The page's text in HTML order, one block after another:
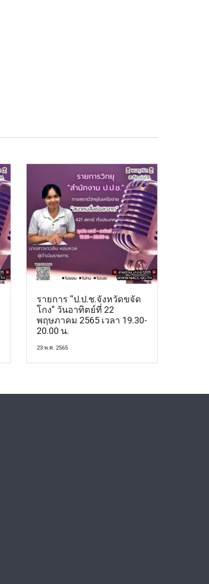
รายการ “ป.ป.ช.จังหวัดขจัด
โกง” วันอาทิตย์ที่ 22
พฤษภาคม 2565 เวลา 19.30-
20.00 น.
23 พ.ค. 2565